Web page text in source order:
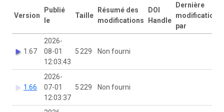
Version
Publié
le
Taille
Résumé des
modifications
DOI
Handle
Dernière
modification
par
1.67
2026-
08-01
12:03:43
5 229 Non fourni
1.66
2026-
07-01
12:03:37
5 229 Non fourni